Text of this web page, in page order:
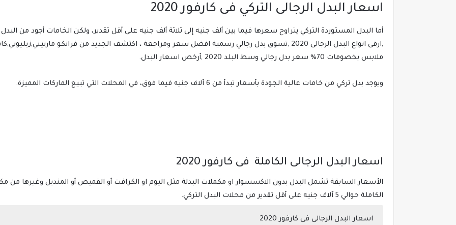
اسعار البدل الرجالى التركي فى كارفور 2020
ملابس بخصومات 70% سعر بدل رجالي وسط البلد 2020 ,أرخص اسعار البدل.
ويوجد بدل تركي من خامات عالية الجودة بأسعار تبدأ من 6 آلاف جنيه فيما فوق، في المحلات التي تبيع الماركات المميزة.
اسعار البدل الرجالى الكاملة فى كارفور 2020
الأسعار السابقة تشمل البدل بدون الاكسسوار او مكملات البدلة مثل اليوم او الكرافت أو القميص أو المنديل وغيرها من
الكاملة حوالي 5 آلاف جنيه على أقل تقدير من محلات البدل التركي.
اسعار البدل الرجالى فى كارفور 2020